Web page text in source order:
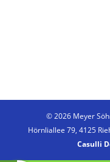
© 2026 Meyer
Hörnliallee 79, 4125
Casulli